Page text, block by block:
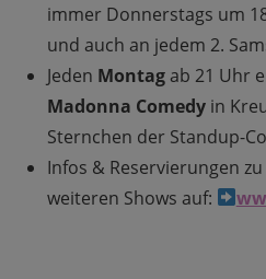
immer Donnerstags um
und auch an jedem 2.
Jeden Montagab 21 Uhr
Madonna Comedyin
Sternchen der Standup-
Infos & Reservierungen
weiteren Shows auf: